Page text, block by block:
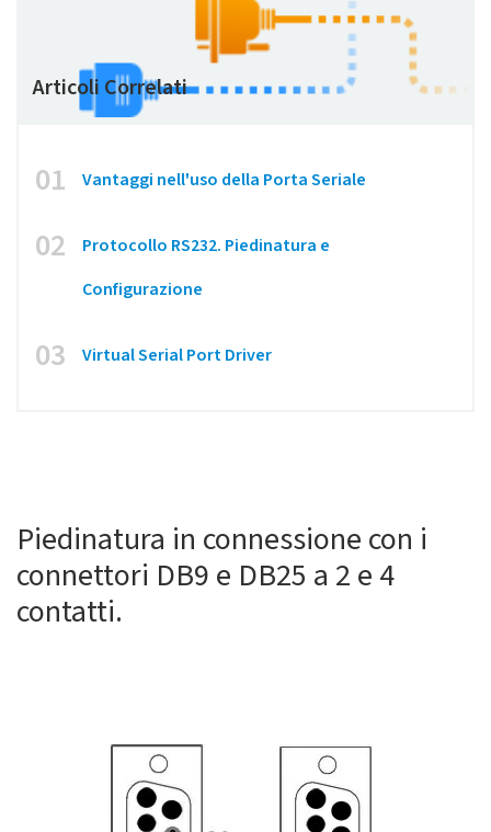
Articoli Correlati
01 Vantaggi nell'uso della Porta Seriale
02
Protocollo RS232. Piedinatura e
Configurazione
03 Virtual Serial Port Driver
Piedinatura in connessione con i
connettori DB9 e DB25 a 2 e 4
contatti.